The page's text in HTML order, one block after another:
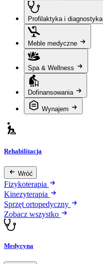
Profilaktyka i diagnostyka
Meble medyczne
Spa & Wellness
Dofinansowania
Wynajem
Rehabilitacja
Wróć
Fizykoterapia
Kinezyterapia
Sprzęt ortopedyczny
Zobacz wszystko
Medycyna